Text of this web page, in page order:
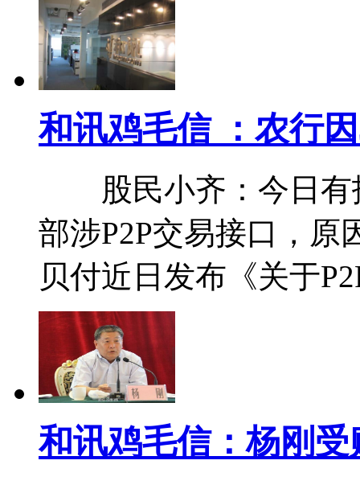
和讯鸡毛信 ：农行
股民小齐：今日有
部涉P2P交易接口，
贝付近日发布《关于
和讯鸡毛信：杨刚受